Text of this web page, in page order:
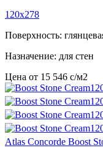
120x278
Поверхность:
Назначение: для стен
Цена от 15 546 c/м2
Atlas Concorde Boost